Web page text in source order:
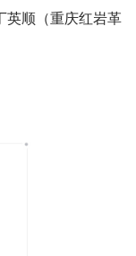
英顺（重庆红岩革